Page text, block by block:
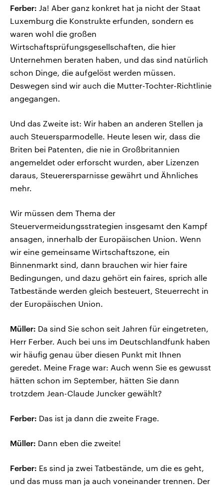
Ferber: Ja! Aber ganz konkret hat ja nicht der Staat
Luxemburg die Konstrukte erfunden, sondern es
waren wohl die großen
Wirtschaftsprüfungsgesellschaften, die hier
Unternehmen beraten haben, und das sind natürlich
schon Dinge, die aufgelöst werden müssen.
Deswegen sind wir auch die Mutter-Tochter-Richtlinie
angegangen.
Und das Zweite ist: Wir haben an anderen Stellen ja
auch Steuersparmodelle. Heute lesen wir, dass die
Briten bei Patenten, die nie in Großbritannien
angemeldet oder erforscht wurden, aber Lizenzen
daraus, Steuerersparnisse gewährt und Ähnliches
mehr.
Wir müssen dem Thema der
Steuervermeidungsstrategien insgesamt den Kampf
ansagen, innerhalb der Europäischen Union. Wenn
wir eine gemeinsame Wirtschaftszone, ein
Binnenmarkt sind, dann brauchen wir hier faire
Bedingungen, und dazu gehört ein faires, sprich alle
Tatbestände werden gleich besteuert, Steuerrecht in
der Europäischen Union.
Müller: Da sind Sie schon seit Jahren für eingetreten,
Herr Ferber. Auch bei uns im Deutschlandfunk haben
wir häufig genau über diesen Punkt mit Ihnen
geredet. Meine Frage war: Auch wenn Sie es gewusst
hätten schon im September, hätten Sie dann
trotzdem Jean-Claude Juncker gewählt?
Ferber: Das ist ja dann die zweite Frage.
Müller: Dann eben die zweite!
Ferber: Es sind ja zwei Tatbestände, um die es geht,
und das muss man ja auch voneinander trennen. Der